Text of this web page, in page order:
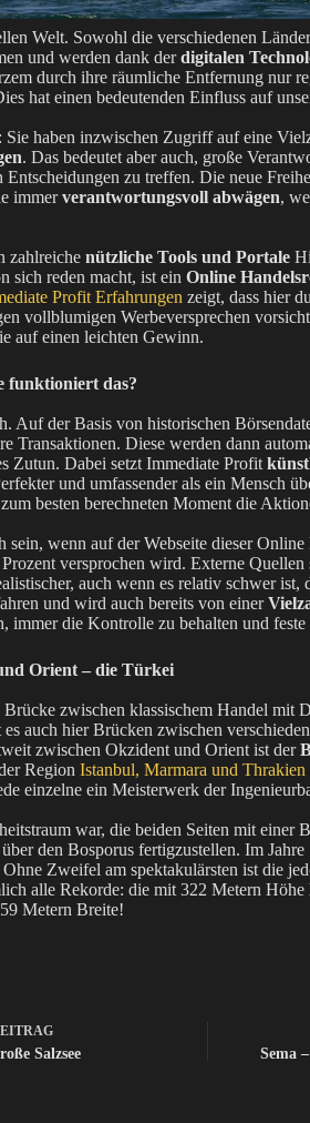
Welt. Sowohl die verschiedenen
und werden dank derdigitalen
durch ihre räumliche Entfernung nur
hat einen bedeutenden Einfluss auf
Sie haben inzwischen Zugriff auf eine
. Das bedeutet aber auch, große
Entscheidungen zu treffen. Die neue
immerverantwortungsvoll abwägen,
zahlreiche nützliche Tools und Portale
sich reden macht, ist ein Online
Profit Erfahrungen zeigt, dass hier
vollblumigen Werbeversprechen
auf einen leichten Gewinn.
funktioniert das?
Auf der Basis von historischen
Transaktionen. Diese werden dann
Zutun. Dabei setzt Immediate Profit
und umfassender als ein Mensch
besten berechneten Moment die
sein, wenn auf der Webseite dieser
versprochen wird. Externe
auch wenn es relativ schwer
und wird auch bereits von einer
immer die Kontrolle zu behalten und
Orient – die Türkei
zwischen klassischem Handel mit
auch hier Brücken zwischen
zwischen Okzident und Orient ist der
Region Istanbul, Marmara und Thrakien
einzelne ein Meisterwerk der
war, die beiden Seiten mit einer
über den Bosporus fertigzustellen. Im
Zweifel am spektakulärsten ist die
alle Rekorde: die mit 322 Metern Höhe
Metern Breite!
Salzsee Sema